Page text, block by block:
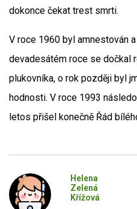
dokonce čekat trest smrti.
V roce 1960 byl amnestován
devadesátém roce se dočkal
plukovníka, o rok později byl
hodnosti. V roce 1993
letos přišel konečně Řád
Helena
Zelená
Křížová